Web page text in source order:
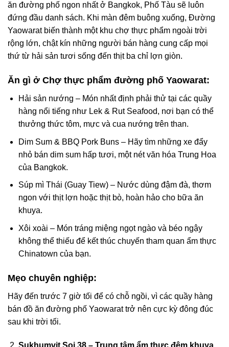
ăn đường phố ngon nhất ở Bangkok, Phố Tàu sẽ luôn
đứng đầu danh sách. Khi màn đêm buông xuống, Đường
Yaowarat biến thành một khu chợ thực phẩm ngoài trời
rộng lớn, chật kín những người bán hàng cung cấp mọi
thứ từ hải sản tươi sống đến thịt ba chỉ lợn giòn.
Ăn gì ở Chợ thực phẩm đường phố Yaowarat:
Hải sản nướng – Món nhất định phải thử tại các quầy
hàng nổi tiếng như Lek & Rut Seafood, nơi bạn có thể
thưởng thức tôm, mực và cua nướng trên than.
Dim Sum & BBQ Pork Buns – Hãy tìm những xe đẩy
nhỏ bán dim sum hấp tươi, một nét văn hóa Trung Hoa
của Bangkok.
Súp mì Thái (Guay Tiew) – Nước dùng đậm đà, thơm
ngon với thịt lợn hoặc thịt bò, hoàn hảo cho bữa ăn
khuya.
Xôi xoài – Món tráng miệng ngọt ngào và béo ngậy
không thể thiếu để kết thúc chuyến tham quan ẩm thực
Chinatown của bạn.
Mẹo chuyên nghiệp:
Hãy đến trước 7 giờ tối để có chỗ ngồi, vì các quầy hàng
bán đồ ăn đường phố Yaowarat trở nên cực kỳ đông đúc
sau khi trời tối.
Sukhumvit Soi 38 – Trung tâm ẩm thực đêm khuya